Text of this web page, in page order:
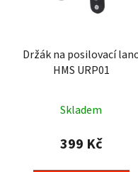
Držák na posilovací
HMS URP01
Skladem
399 Kč